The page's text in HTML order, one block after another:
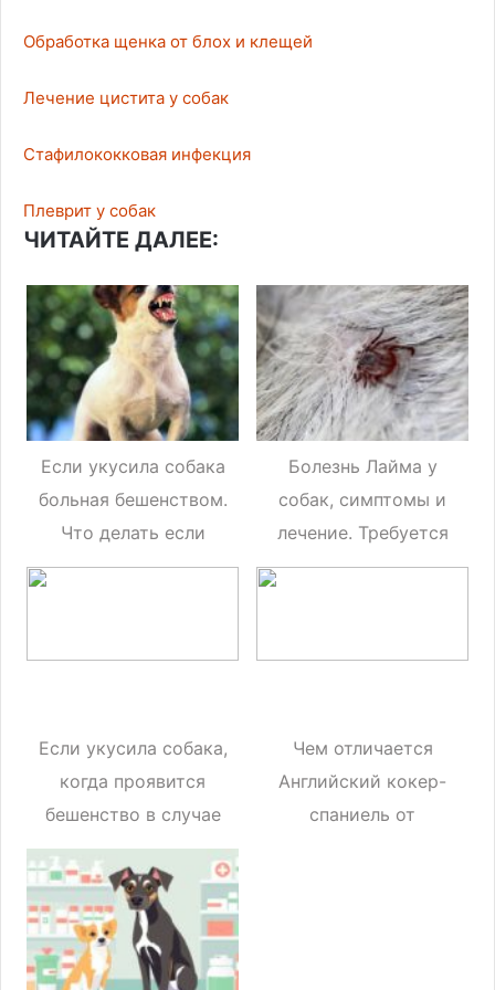
Обработка щенка от блох и клещей
Лечение цистита у собак
Стафилококковая инфекция
Плеврит у собак
ЧИТАЙТЕ ДАЛЕЕ:
Если укусила собака
больная бешенством.
Что делать если
бродячая собака
Болезнь Лайма у
собак, симптомы и
лечение. Требуется
ли обязательное
Если укусила собака,
когда проявится
бешенство в случае
заражения? Как
можно заразиться и
когда проявится
заболевание
Чем отличается
Английский кокер-
спаниель от